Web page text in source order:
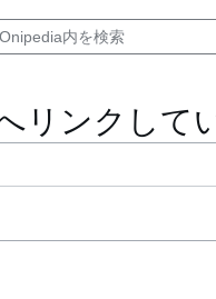
リンクして